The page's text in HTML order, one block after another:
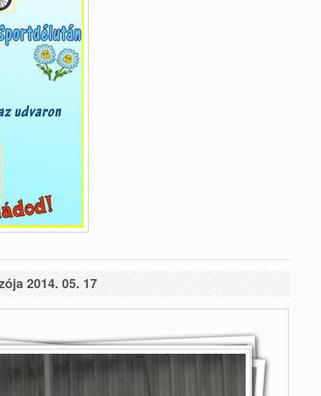
2014. 05. 17